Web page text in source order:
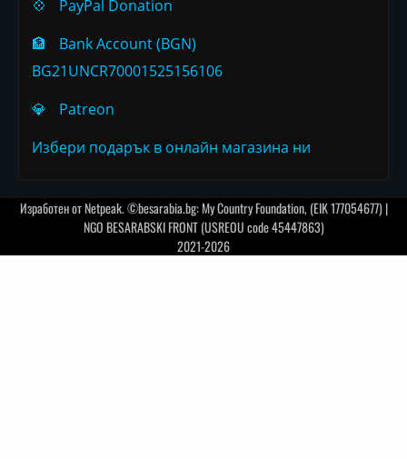
💠
PayPal Donation
🏦
Bank Account (BGN)
BG21UNCR70001525156106
💎
Patreon
Избери подарък в онлайн магазина ни
Изработен отNetpeak. ©besarabia.bg: My Country Foundation, (EIK 177054677) |
NGO BESARABSKI FRONT (USREOU code 45447863)
2021-2026